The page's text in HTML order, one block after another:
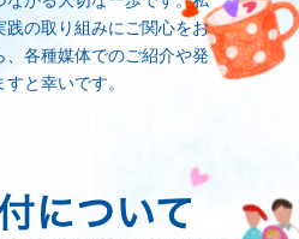
践の取り組みにご関心をお
各種媒体でのご紹介や発
と幸いです。